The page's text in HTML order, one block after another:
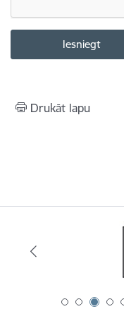
Drukāt lapu